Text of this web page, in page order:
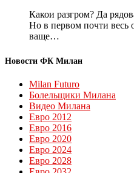
Какои разгром? Да
Но в первом почти весь
ваще…
Новости ФК Милан
Milan Futuro
Болельщики Милана
Видео Милана
Евро 2012
Евро 2016
Евро 2020
Евро 2024
Евро 2028